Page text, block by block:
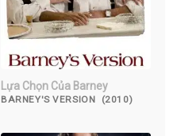
Lựa Chọn Của Barney
BARNEY'S VERSION (2010)